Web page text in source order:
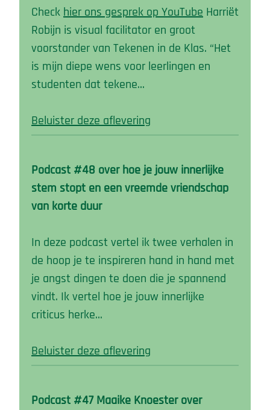
Check hier ons gesprek op YouTube Harriët
Robijn is visual facilitator en groot
voorstander van Tekenen in de Klas. “Het
is mijn diepe wens voor leerlingen en
studenten dat tekene…
Beluister deze aflevering
Podcast #48 over hoe je jouw innerlijke
stem stopt en een vreemde vriendschap
van korte duur
In deze podcast vertel ik twee verhalen in
de hoop je te inspireren hand in hand met
je angst dingen te doen die je spannend
vindt. Ik vertel hoe je jouw innerlijke
criticus herke…
Beluister deze aflevering
Podcast #47 Maaike Knoester over